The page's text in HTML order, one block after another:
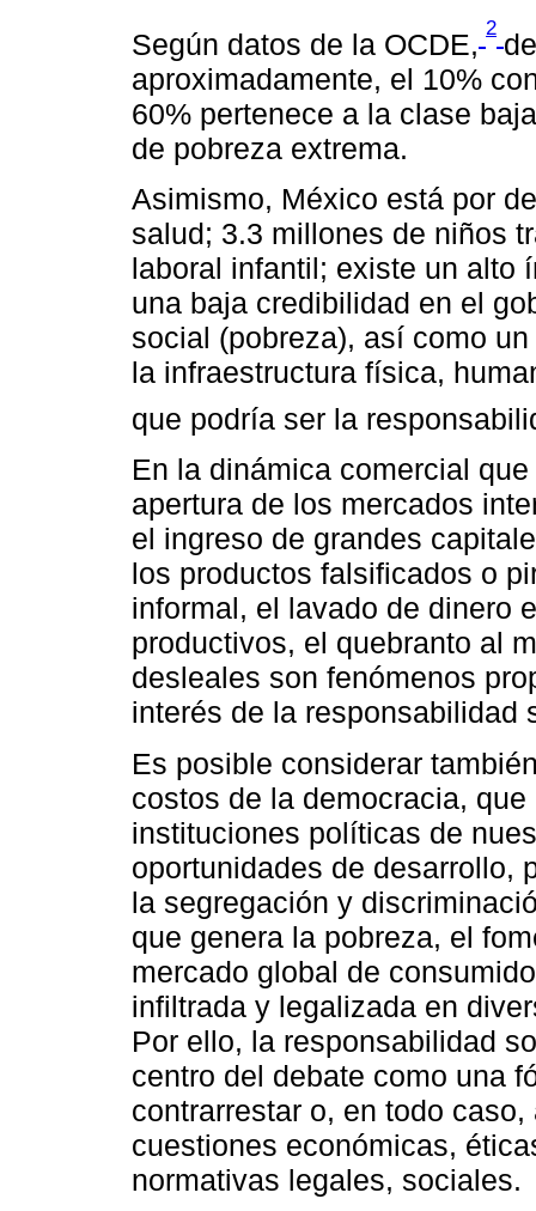
Según datos de la OCDE,
2
aproximadamente, el 10%
60% pertenece a la clase
de pobreza extrema.
Asimismo, México está por
salud; 3.3 millones de niños
laboral infantil; existe un alto
una baja credibilidad en el
social (pobreza), así como
la infraestructura física,
que podría ser la
En la dinámica comercial
apertura de los mercados
el ingreso de grandes
los productos falsificados o
informal, el lavado de dinero
productivos, el quebranto al
desleales son fenómenos
interés de la responsabilidad
Es posible considerar
costos de la democracia,
instituciones políticas de
oportunidades de desarrollo,
la segregación y
que genera la pobreza, el
mercado global de
infiltrada y legalizada en
Por ello, la responsabilidad
centro del debate como una
contrarrestar o, en todo
cuestiones económicas,
normativas legales, sociales.